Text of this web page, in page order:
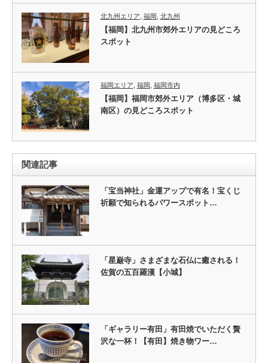
北九州エリア 福岡 北九州
【福岡】北九州市郊外エリアの見どころ
スポット
福岡エリア 福岡 福岡市内
【福岡】福岡市郊外エリア（博多区・城
南区）の見どころスポット
関連記事
「宝当神社」金運アップで有名！宝くじ
祈願で知られるパワースポット…
「星巌寺」さまざまな石仏に癒される！
佐賀の五百羅漢【小城】
「ギャラリー有田」有田焼でいただく贅
沢な一杯！【有田】焼き物ワー…